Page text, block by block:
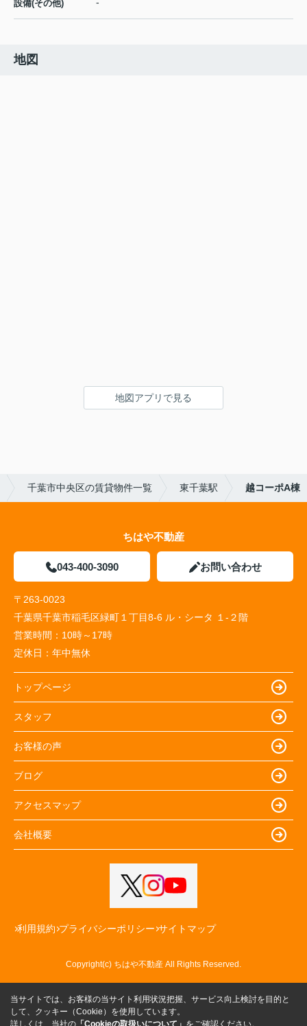
設備(その他) -
地図
地図アプリで見る
千葉市中央区の賃貸物件一覧 東千葉駅 越コーポA棟
ちはや不動産
043-400-3090 お問い合わせ
〒263-0023
千葉県千葉市稲毛区緑町１丁目8-6 ル・シータ １-２階
営業時間： 10時～17時
定休日： 年中無休
トップページ
スタッフ
お客様の声
ブログ
アクセスマップ
会社概要
利用規約 プライバシーポリシー サイトマップ
Copyright(c) ちはや不動産 All Rights Reserved.
当サイトでは、お客様の当サイト利用状況把握、サービス向上検討を目的と
して、クッキー（Cookie）を使用しています。
詳しくは、当社の 「Cookieの取扱いについて」 をご確認ください。